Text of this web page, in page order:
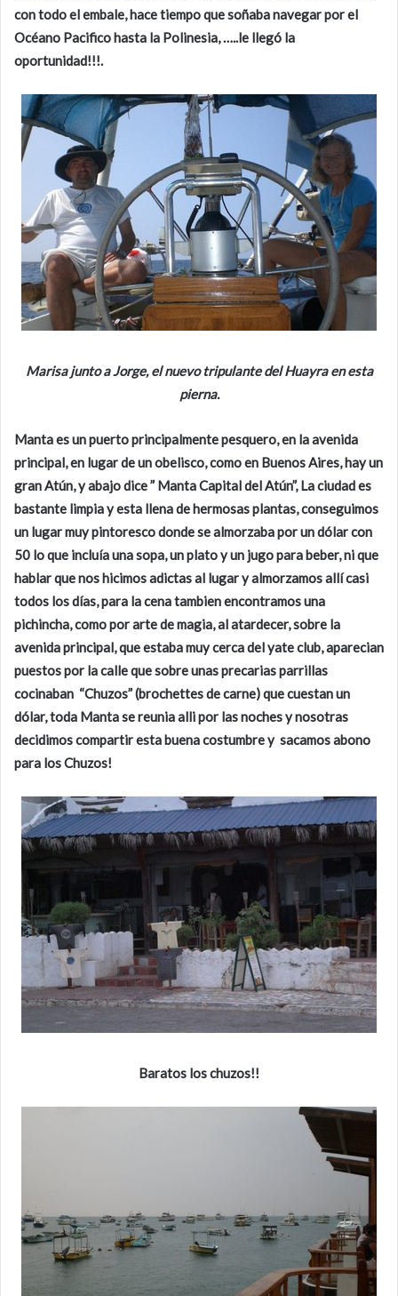
con todo el embale, hace tiempo que soñaba navegar por el
Océano Pacifico hasta la Polinesia, …..le llegó la
oportunidad!!!.
Marisa junto a Jorge, el nuevo tripulante del Huayra en esta
pierna.
Manta es un puerto principalmente pesquero, en la avenida
principal, en lugar de un obelisco, como en Buenos Aires, hay un
gran Atún, y abajo dice ” Manta Capital del Atún”, La ciudad es
bastante limpia y esta llena de hermosas plantas, conseguimos
un lugar muy pintoresco donde se almorzaba por un dólar con
50 lo que incluía una sopa, un plato y un jugo para beber, ni que
hablar que nos hicimos adictas al lugar y almorzamos allí casi
todos los días, para la cena tambien encontramos una
pichincha, como por arte de magia, al atardecer, sobre la
avenida principal, que estaba muy cerca del yate club, aparecian
puestos por la calle que sobre unas precarias parrillas
cocinaban “Chuzos” (brochettes de carne) que cuestan un
dólar, toda Manta se reunia alli por las noches y nosotras
decidimos compartir esta buena costumbre y sacamos abono
para los Chuzos!
Baratos los chuzos!!